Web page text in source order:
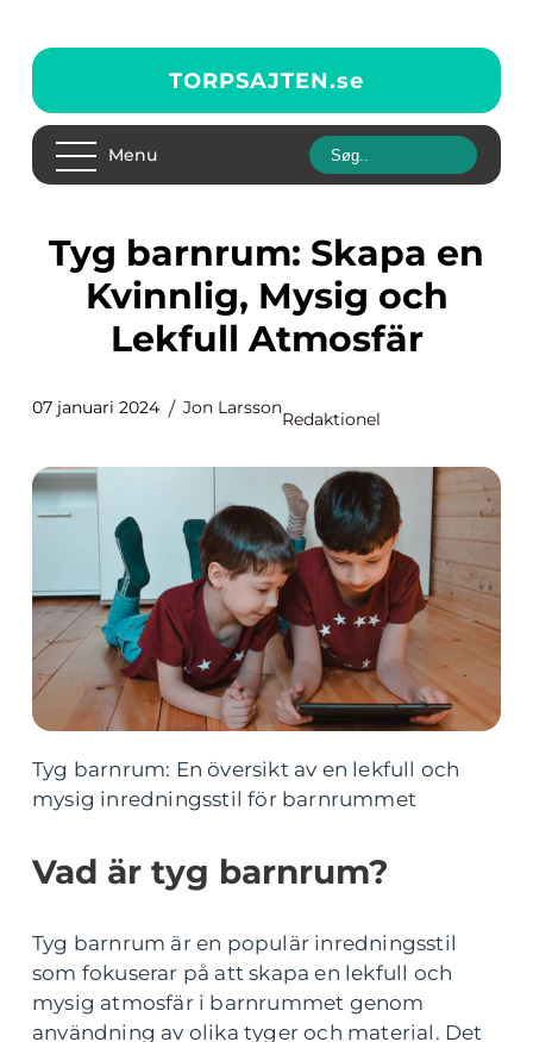
TORPSAJTEN.se
Menu
Tyg barnrum: Skapa en
Kvinnlig, Mysig och
Lekfull Atmosfär
07 januari 2024 Jon Larsson
Redaktionel
Tyg barnrum: En översikt av en lekfull och
mysig inredningsstil för barnrummet
Vad är tyg barnrum?
Tyg barnrum är en populär inredningsstil
som fokuserar på att skapa en lekfull och
mysig atmosfär i barnrummet genom
användning av olika tyger och material. Det